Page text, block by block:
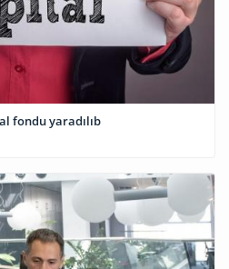
kapital fondu yaradılıb